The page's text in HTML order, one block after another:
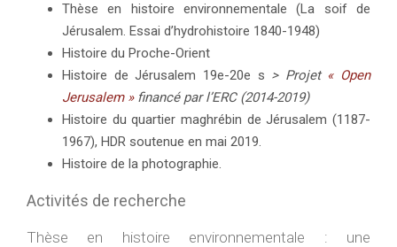
Thèse en histoire environnementale (La soif de
Jérusalem. Essai d’hydrohistoire 1840-1948)
Histoire du Proche-Orient
Histoire de Jérusalem 19e-20e s > Projet « Open
Jerusalem»financé par l’ERC (2014-2019)
Histoire du quartier maghrébin de Jérusalem (1187-
1967), HDR soutenue en mai 2019.
Histoire de la photographie.
Activités de recherche
Thèse en histoire environnementale : une